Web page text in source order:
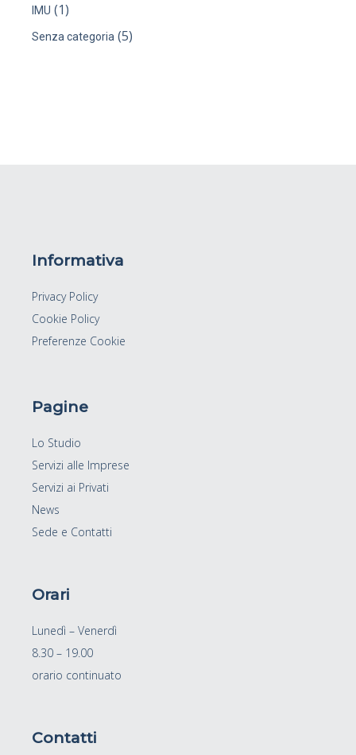
IMU (1)
Senza categoria (5)
Informativa
Privacy Policy
Cookie Policy
Preferenze Cookie
Pagine
Lo Studio
Servizi alle Imprese
Servizi ai Privati
News
Sede e Contatti
Orari
Lunedì – Venerdì
8.30 – 19.00
orario continuato
Contatti